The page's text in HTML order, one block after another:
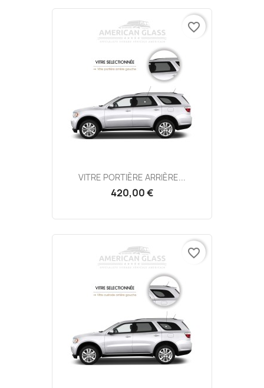
VITRE PORTIÈRE ARRIÈRE...
420,00 €
favorite_border
favorite_border